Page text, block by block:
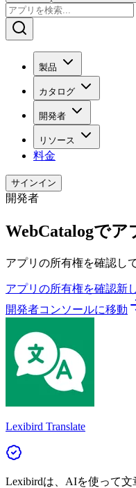
製品
カタログ
開発者
リソース
料金
サインイン
開発者
WebCatalogで
アプリの所有権を確認し
アプリの所有権を確認新
開発者コンソールに移動
Lexibird Translate
Lexibirdは、AIを使って文